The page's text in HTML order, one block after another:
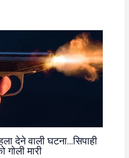
देने वाली घटना…सिपाही
गोली मारी